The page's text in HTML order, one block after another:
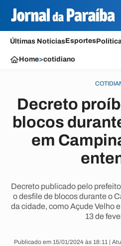
Últimas NotíciasEsportes
Home>cotidiano
Decreto
blocos
em
Decreto publicado pelo
o desfile de blocos durante o
da cidade, como Açude Velho
13 de
Publicado em 15/01/2024 às 18:11 |